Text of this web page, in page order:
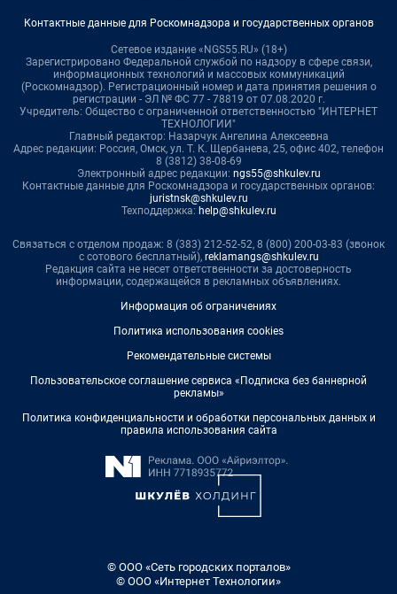
Контактные данные для Роскомнадзора и государственных органов
Сетевое издание «NGS55.RU» (18+)
Зарегистрировано Федеральной службой по надзору в сфере связи,
информационных технологий и массовых коммуникаций
(Роскомнадзор). Регистрационный номер и дата принятия решения о
регистрации - ЭЛ № ФС 77 - 78819 от 07.08.2020 г.
Учредитель: Общество с ограниченной ответственностью "ИНТЕРНЕТ
ТЕХНОЛОГИИ"
Главный редактор: Назарчук Ангелина Алексеевна
Адрес редакции: Россия, Омск, ул. Т. К. Щербанева, 25, офис 402, телефон
8 (3812) 38-08-69
Электронный адрес редакции: ngs55@shkulev.ru
Контактные данные для Роскомнадзора и государственных органов:
juristnsk@shkulev.ru
Техподдержка: help@shkulev.ru
Связаться с отделом продаж: 8 (383) 212-52-52, 8 (800) 200-03-83 (звонок
с сотового бесплатный), reklamangs@shkulev.ru
Редакция сайта не несет ответственности за достоверность
информации, содержащейся в рекламных объявлениях.
Информация об ограничениях
Политика использования cookies
Рекомендательные системы
Пользовательское соглашение сервиса «Подписка без баннерной
рекламы»
Политика конфиденциальности и обработки персональных данных и
правила использования сайта
© ООО «Сеть городских порталов»
© ООО «Интернет Технологии»